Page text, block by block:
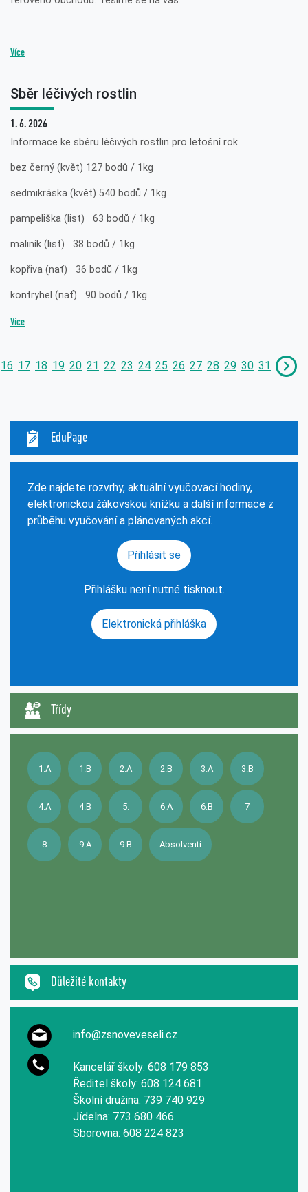
Více
Sběr léčivých rostlin
1. 6. 2026
Informace ke sběru léčivých rostlin pro letošní rok.
bez černý (květ) 127 bodů / 1kg
sedmikráska (květ) 540 bodů / 1kg
pampeliška (list) 63 bodů / 1kg
maliník (list) 38 bodů / 1kg
kopřiva (nať) 36 bodů / 1kg
kontryhel (nať) 90 bodů / 1kg
Více
16 17 18 19 20 21 22 23 24 25 26 27 28 29 30 31
EduPage
Zde najdete rozvrhy, aktuální vyučovací hodiny,
elektronickou žákovskou knížku a další informace z
průběhu vyučování a plánovaných akcí.
Přihlásit se
Přihlášku není nutné tisknout.
Elektronická přihláška
Třídy
1.A 1.B 2.A 2.B 3.A 3.B
4.A 4.B 5. 6.A 6.B 7
8 9.A 9.B Absolventi
Důležité kontakty
info@zsnoveveseli.cz
Kancelář školy: 608 179 853
Ředitel školy: 608 124 681
Školní družina: 739 740 929
Jídelna: 773 680 466
Sborovna: 608 224 823